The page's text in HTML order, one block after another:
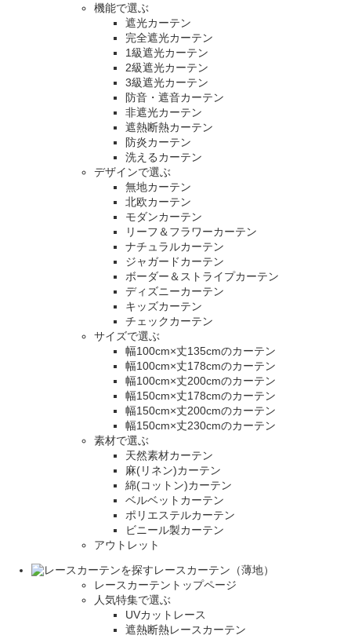
機能で選ぶ
遮光カーテン
完全遮光カーテン
1級遮光カーテン
2級遮光カーテン
3級遮光カーテン
防音・遮音カーテン
非遮光カーテン
遮熱断熱カーテン
防炎カーテン
洗えるカーテン
デザインで選ぶ
無地カーテン
北欧カーテン
モダンカーテン
リーフ＆フラワーカーテン
ナチュラルカーテン
ジャガードカーテン
ボーダー＆ストライプカーテン
ディズニーカーテン
キッズカーテン
チェックカーテン
サイズで選ぶ
幅100cm×丈135cmのカーテン
幅100cm×丈178cmのカーテン
幅100cm×丈200cmのカーテン
幅150cm×丈178cmのカーテン
幅150cm×丈200cmのカーテン
幅150cm×丈230cmのカーテン
素材で選ぶ
天然素材カーテン
麻(リネン)カーテン
綿(コットン)カーテン
ベルベットカーテン
ポリエステルカーテン
ビニール製カーテン
アウトレット
レースカーテン（薄地）
レースカーテントップページ
人気特集で選ぶ
UVカットレース
遮熱断熱レースカーテン